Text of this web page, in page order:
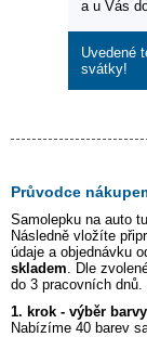
a u Vás
Uvedené
svátky!
Průvodce
Samolepku na auto
Následně vložíte
údaje a objednávku
skladem. Dle
do 3 pracovních dnů.
1. krok - výběr
Nabízíme 40 barev